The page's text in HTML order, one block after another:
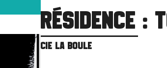
Résidence :
CIE LA BOULE